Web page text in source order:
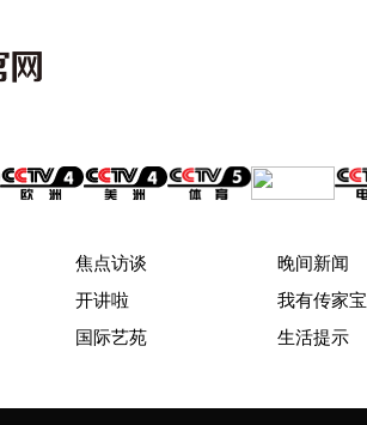
焦点访谈 晚间新闻
开讲啦 我有传家宝
国际艺苑 生活提示